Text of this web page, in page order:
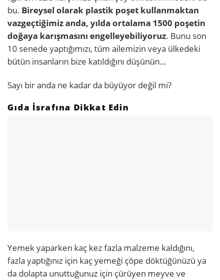
bu. Bireysel olarak plastik poşet kullanmaktan
vazgeçtiğimiz anda, yılda ortalama 1500 poşetin
doğaya karışmasını engelleyebiliyoruz. Bunu son
10 senede yaptığımızı, tüm ailemizin veya ülkedeki
bütün insanların bize katıldığını düşünün…
Sayı bir anda ne kadar da büyüyor değil mi?
Gıda İsrafına Dikkat Edin
Yemek yaparken kaç kez fazla malzeme kaldığını,
fazla yaptığınız için kaç yemeği çöpe döktüğünüzü ya
da dolapta unuttuğunuz için çürüyen meyve ve